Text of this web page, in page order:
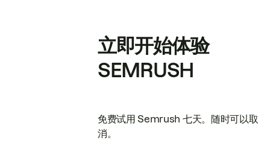
立即开始体验
SEMRUSH
免费试用 Semrush 七天。随时可以取
消。